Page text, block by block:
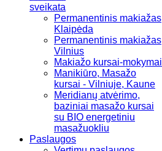
sveikata
Permanentinis makiažas
Klaipėda
Permanentinis makiažas
Vilnius
Makiažo kursai-mokymai
Manikiūro, Masažo
kursai - Vilniuje, Kaune
Meridianų atvėrimo,
baziniai masažo kursai
su BIO energetiniu
masažuokliu
Paslaugos